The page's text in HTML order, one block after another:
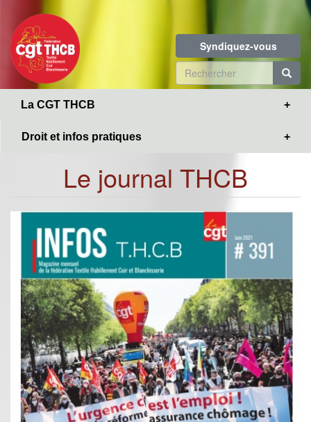
contenu
principal
Syndiquez-vous
Formulaire
de
La CGT THCB
Droit et infos pratiques
Le journal THCB